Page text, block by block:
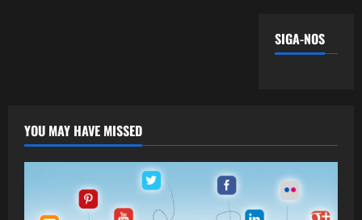
SIGA-NOS
YOU MAY HAVE MISSED